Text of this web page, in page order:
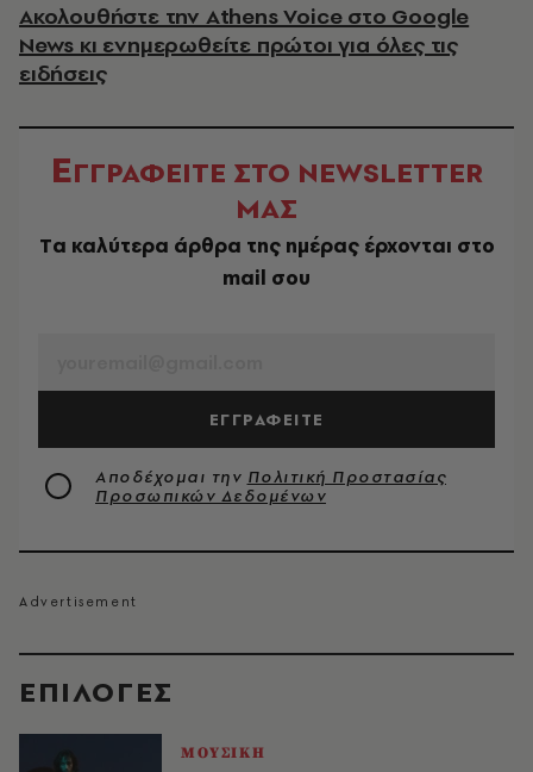
EΠΙΛΟΓΈΣ
ΜΟΥΣΙΚΗ
Ακολουθήστε την Athens Voice στο Google
News κι ενημερωθείτε πρώτοι για όλες τις
ειδήσεις
ΕΓΓΡΑΦΕΙΤΕ ΣΤΟ NEWSLETTER
ΜΑΣ
Tα καλύτερα άρθρα της ημέρας έρχονται στο
mail σου
ΕΓΓΡΑΦΕΙΤΕ
Αποδέχομαι την Πολιτική Προστασίας
Προσωπικών Δεδομένων